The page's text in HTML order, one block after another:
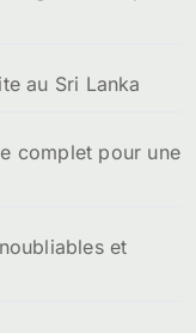
au Sri Lanka
complet pour une
et